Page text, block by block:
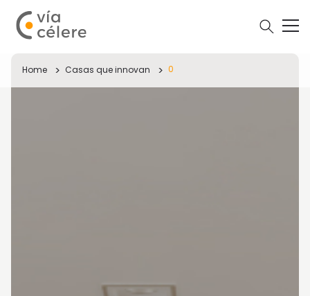
Home Casas que innovan 0